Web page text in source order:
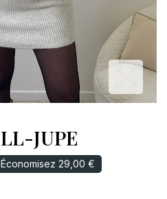
JUPE
Économisez 29,00 €